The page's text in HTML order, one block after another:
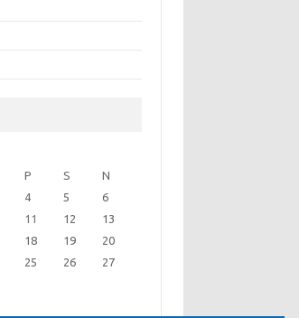
P S
N
4 5
6
11 12
13
18 19
20
25 26
27